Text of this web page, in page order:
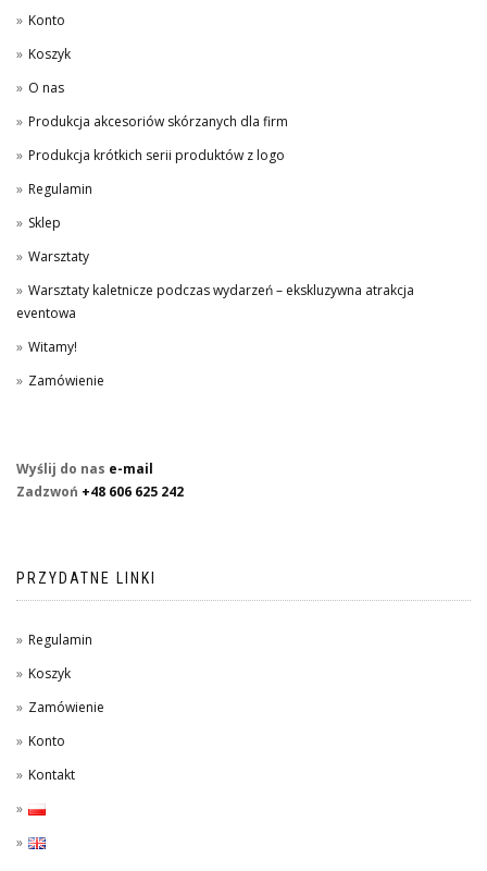
Konto
Koszyk
O nas
Produkcja akcesoriów skórzanych dla firm
Produkcja krótkich serii produktów z logo
Regulamin
Sklep
Warsztaty
Warsztaty kaletnicze podczas wydarzeń – ekskluzywna atrakcja
eventowa
Witamy!
Zamówienie
Wyślij do nas e-mail
Zadzwoń +48 606 625 242
PRZYDATNE LINKI
Regulamin
Koszyk
Zamówienie
Konto
Kontakt